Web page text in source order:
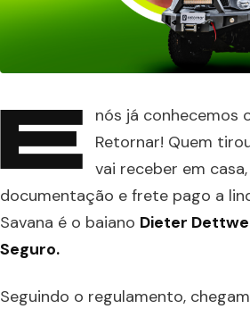
nós já conhecemos
Retornar! Quem
vai receber em
documentação e frete pago a
Savana é o baiano Dieter
Seguro.
Seguindo o regulamento,